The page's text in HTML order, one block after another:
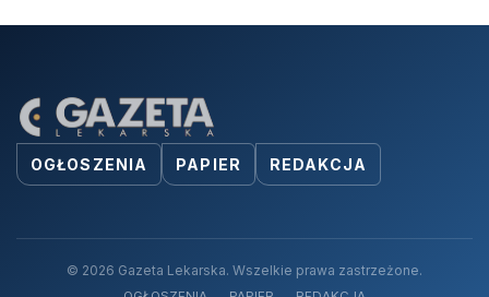
OGŁOSZENIA PAPIER REDAKCJA
© 2026 Gazeta Lekarska. Wszelkie prawa zastrzeżone.